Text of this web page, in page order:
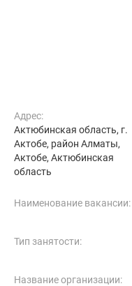
Адрес:
Актюбинская область, г.
Актобе, район Алматы,
Актобе, Актюбинская
область
Наименование вакансии:
Тип занятости:
Название организации: